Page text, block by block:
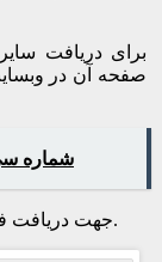
برای دریافت
صفحه آن در
شماره
جهت دریافت فایل با لینک مستقیم بر روی لینک زیر کلیک کنید.